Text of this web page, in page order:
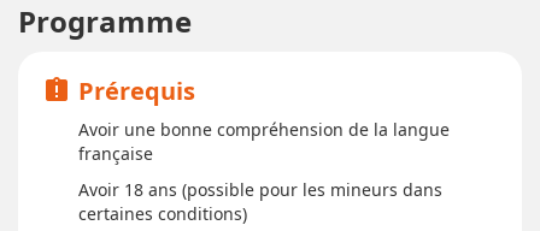
Programme
assignment_late Prérequis
Avoir une bonne compréhension de la langue
française
Avoir 18 ans (possible pour les mineurs dans
certaines conditions)